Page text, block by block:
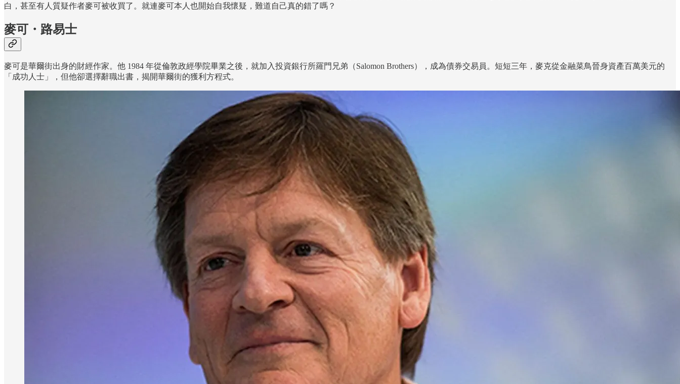
白，甚至有人質疑作者麥可被收買了。就連麥可本人也開始自我懷疑，難道自己真的錯了嗎？
麥可・路易士
麥可是華爾街出身的財經作家。他 1984 年從倫敦政經學院畢業之後，就加入投資銀行所羅門兄弟（Salomon Brothers），成為債券交易員。短短三年，麥克從金融菜鳥晉身資產百萬美元的
「成功人士」，但他卻選擇辭職出書，揭開華爾街的獲利方程式。